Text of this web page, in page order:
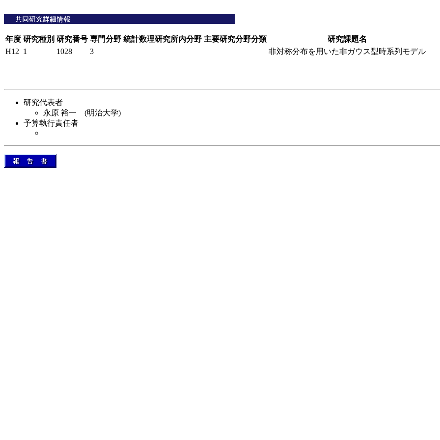
年度 研究種別 研究番号 専門分野 統計数理研究所内分野 主要研究分野分類
研究課題名
H12 1 1028 3 非対称分布を用いた非ガウス型時系列モデル
研究代表者
永原 裕一 (明治大学)
予算執行責任者